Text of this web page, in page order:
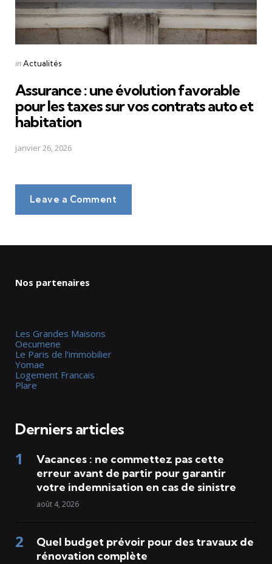
Posted
inActualités
Assurance : une évolution favorable
pour les taxes sur vos contrats auto et
habitation
janvier 26, 2026
Leave a Comment
Nos partenaires
Les Grandes Maisons
Oecumene
Le Paris de l'immobilier
Yomae
Logement Francais
Plare
Derniers articles
Vacances : ne commettez pas cette
erreur avant de partir pour garantir
votre indemnisation en cas de sinistre
août 4, 2026
Quel budget prévoir pour des travaux de
rénovation complète